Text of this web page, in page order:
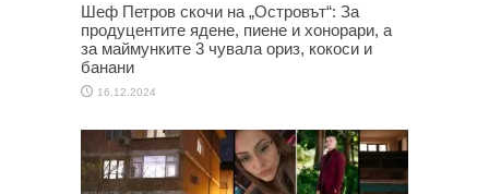
Шеф Петров скочи на „Островът“: За
продуцентите ядене, пиене и хонорари, а
за маймунките 3 чувала ориз, кокоси и
банани
16.12.2024